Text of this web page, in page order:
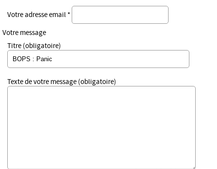
Votre adresse email *
Votre message
Titre (obligatoire)
Texte de votre message (obligatoire)